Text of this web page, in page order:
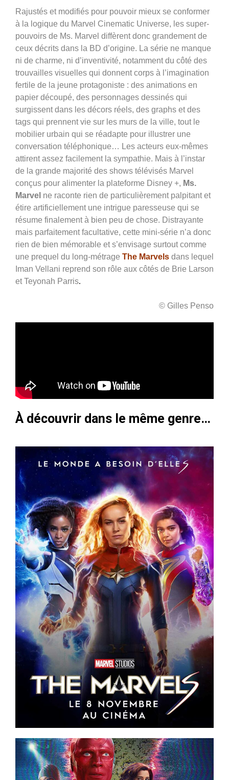
Rajustés et modifiés pour pouvoir mieux se conformer
à la logique du Marvel Cinematic Universe, les super-
pouvoirs de Ms. Marvel diffèrent donc grandement de
ceux décrits dans la BD d’origine. La série ne manque
ni de charme, ni d’inventivité, notamment du côté des
trouvailles visuelles qui donnent corps à l’imagination
fertile de la jeune protagoniste : des animations en
papier découpé, des personnages dessinés qui
surgissent dans les décors réels, des graphs et des
tags qui prennent vie sur les murs de la ville, tout le
mobilier urbain qui se réadapte pour illustrer une
conversation téléphonique… Les acteurs eux-mêmes
attirent assez facilement la sympathie. Mais à l’instar
de la grande majorité des shows télévisés Marvel
conçus pour alimenter la plateforme Disney +, Ms.
Marvel ne raconte rien de particulièrement palpitant et
étire artificiellement une intrigue paresseuse qui se
résume finalement à bien peu de chose. Distrayante
mais parfaitement facultative, cette mini-série n’a donc
rien de bien mémorable et s’envisage surtout comme
une prequel du long-métrage The Marvels dans lequel
Iman Vellani reprend son rôle aux côtés de Brie Larson
et Teyonah Parris.
© Gilles Penso
À découvrir dans le même genre…